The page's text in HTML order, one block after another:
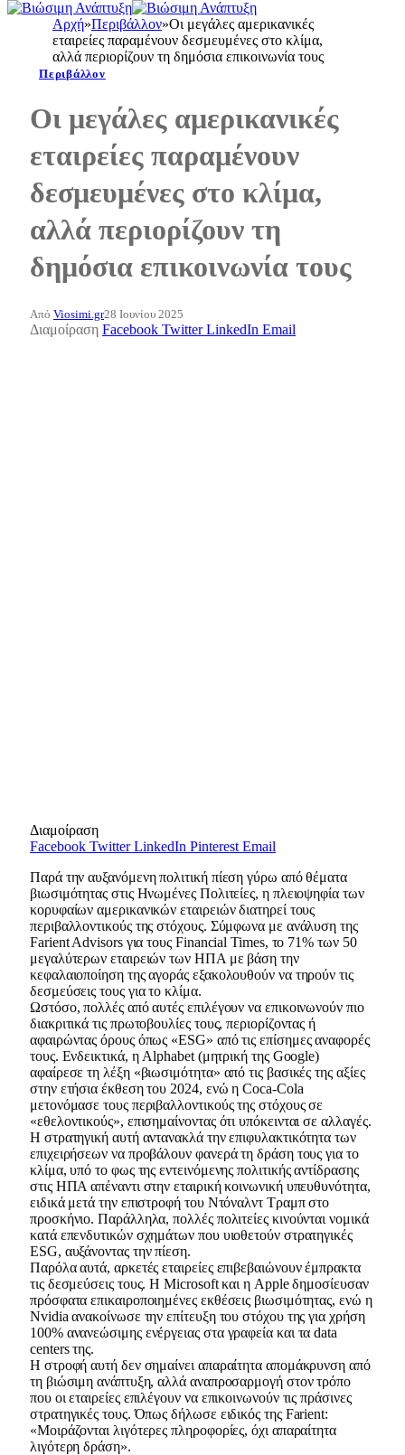
Αρχή»Περιβάλλον»Οι μεγάλες αμερικανικές
εταιρείες παραμένουν δεσμευμένες στο κλίμα,
αλλά περιορίζουν τη δημόσια επικοινωνία τους
Περιβάλλον
Οι μεγάλες αμερικανικές
εταιρείες παραμένουν
δεσμευμένες στο κλίμα,
αλλά περιορίζουν τη
δημόσια επικοινωνία τους
Από Viosimi.gr28 Ιουνίου 2025
Διαμοίραση Facebook Twitter LinkedIn Email
Διαμοίραση
Facebook Twitter LinkedIn Pinterest Email
Παρά την αυξανόμενη πολιτική πίεση γύρω από θέματα
βιωσιμότητας στις Ηνωμένες Πολιτείες, η πλειοψηφία των
κορυφαίων αμερικανικών εταιρειών διατηρεί τους
περιβαλλοντικούς της στόχους. Σύμφωνα με ανάλυση της
Farient Advisors για τους Financial Times, το 71% των 50
μεγαλύτερων εταιρειών των ΗΠΑ με βάση την
κεφαλαιοποίηση της αγοράς εξακολουθούν να τηρούν τις
δεσμεύσεις τους για το κλίμα.
Ωστόσο, πολλές από αυτές επιλέγουν να επικοινωνούν πιο
διακριτικά τις πρωτοβουλίες τους, περιορίζοντας ή
αφαιρώντας όρους όπως «ESG» από τις επίσημες αναφορές
τους. Ενδεικτικά, η Alphabet (μητρική της Google)
αφαίρεσε τη λέξη «βιωσιμότητα» από τις βασικές της αξίες
στην ετήσια έκθεση του 2024, ενώ η Coca-Cola
μετονόμασε τους περιβαλλοντικούς της στόχους σε
«εθελοντικούς», επισημαίνοντας ότι υπόκεινται σε αλλαγές.
Η στρατηγική αυτή αντανακλά την επιφυλακτικότητα των
επιχειρήσεων να προβάλουν φανερά τη δράση τους για το
κλίμα, υπό το φως της εντεινόμενης πολιτικής αντίδρασης
στις ΗΠΑ απέναντι στην εταιρική κοινωνική υπευθυνότητα,
ειδικά μετά την επιστροφή του Ντόναλντ Τραμπ στο
προσκήνιο. Παράλληλα, πολλές πολιτείες κινούνται νομικά
κατά επενδυτικών σχημάτων που υιοθετούν στρατηγικές
ESG, αυξάνοντας την πίεση.
Παρόλα αυτά, αρκετές εταιρείες επιβεβαιώνουν έμπρακτα
τις δεσμεύσεις τους. Η Microsoft και η Apple δημοσίευσαν
πρόσφατα επικαιροποιημένες εκθέσεις βιωσιμότητας, ενώ η
Nvidia ανακοίνωσε την επίτευξη του στόχου της για χρήση
100% ανανεώσιμης ενέργειας στα γραφεία και τα data
centers της.
Η στροφή αυτή δεν σημαίνει απαραίτητα απομάκρυνση από
τη βιώσιμη ανάπτυξη, αλλά αναπροσαρμογή στον τρόπο
που οι εταιρείες επιλέγουν να επικοινωνούν τις πράσινες
στρατηγικές τους. Όπως δήλωσε ειδικός της Farient:
«Μοιράζονται λιγότερες πληροφορίες, όχι απαραίτητα
λιγότερη δράση».